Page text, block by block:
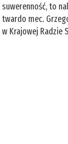
suwerenność, to
twardo mec.
w Krajowej Radzie